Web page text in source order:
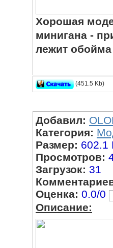
Хорошая
минигана -
лежит обойма
(451.5 Kb)
Добавил:
Категория:
Размер: 602.1
Просмотров:
Загрузок: 31
Оценка: 0.0/0
Описание: